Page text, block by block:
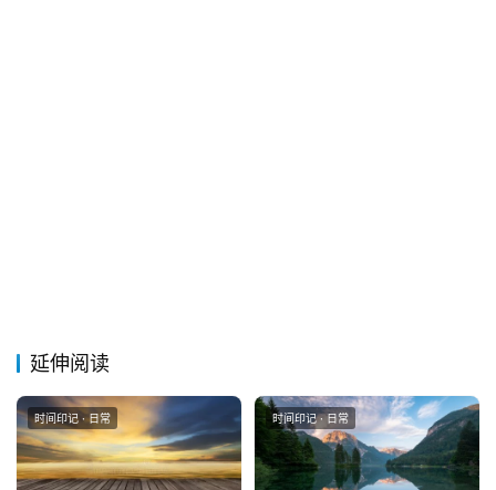
延伸阅读
时间印记 · 日常 时间印记 · 日常